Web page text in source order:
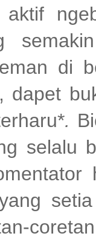
aktif
di
dapet
.
selalu